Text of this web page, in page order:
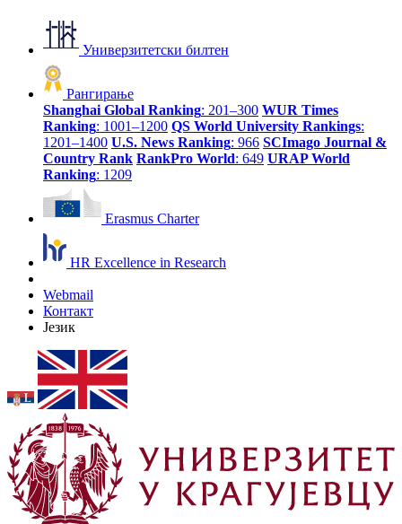
Универзитетски билтен
Рангирање
Shanghai Global Ranking: 201–300 WUR Times
Ranking: 1001–1200 QS World University Rankings:
1201–1400 U.S. News Ranking: 966 SCImago Journal &
Country Rank RankPro World: 649 URAP World
Ranking: 1209
Erasmus Charter
HR Excellence in Research
Webmail
Контакт
Језик